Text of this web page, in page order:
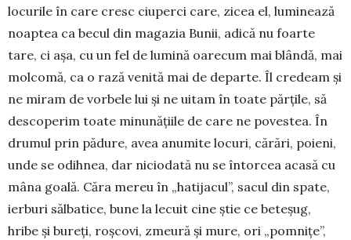
locurile în care cresc ciuperci care, zicea el, lumi­nea­ză
noaptea ca becul din ma­ga­zia Bunii, adică nu foarte
tare, ci așa, cu un fel de lumină oarecum mai blândă, mai
molcomă, ca o ra­ză venită mai de departe. Îl cre­deam și
ne miram de vorbele lui și ne uitam în toate părțile, să
desco­pe­rim toate minunățiile de care ne povestea. În
drumul prin pădure, avea anumite locuri, cărări, poieni,
unde se odihnea, dar niciodată nu se întorcea acasă cu
mâna goală. Căra mereu în „hatijacul”, sacul din spate,
ierburi sălbatice, bune la lecuit cine știe ce beteșug,
hribe și bureți, roșcovi, zmeură și mure, ori „pomnițe”,